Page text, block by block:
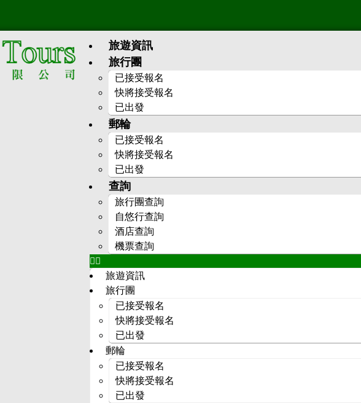
旅遊資訊
旅行團
已接受報名
快將接受報名
已出發
郵輪
已接受報名
快將接受報名
已出發
查詢
旅行團查詢
自悠行查詢
酒店查詢
機票查詢
旅遊資訊
旅行團
已接受報名
快將接受報名
已出發
郵輪
已接受報名
快將接受報名
已出發